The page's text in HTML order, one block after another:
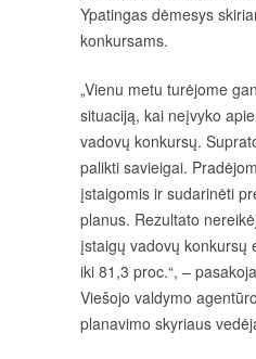
Ypatingas dėmesys
konkursams.
„Vienu metu turėjome
situaciją, kai neįvyko
vadovų konkursų.
palikti savieigai.
įstaigomis ir sudarinėti
planus. Rezultato
įstaigų vadovų konkursų
iki 81,3 proc.“, –
Viešojo valdymo
planavimo skyriaus